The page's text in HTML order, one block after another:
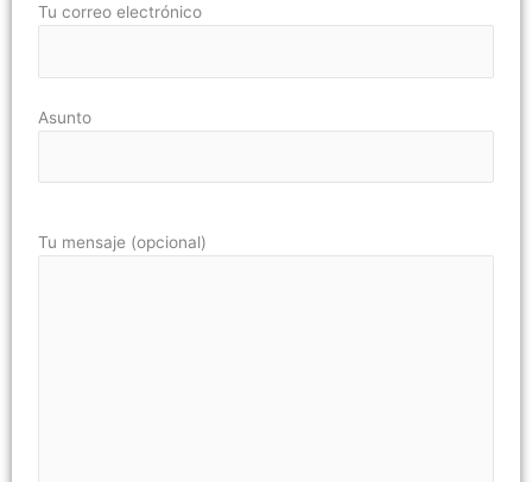
Tu correo electrónico
Asunto
Tu mensaje (opcional)